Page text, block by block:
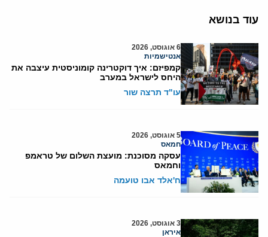
עוד בנושא
6 אוגוסט, 2026
אנטישמיות
קמפיזם: איך דוקטרינה קומוניסטית עיצבה את
היחס לישראל במערב
עו"ד תרצה שור
5 אוגוסט, 2026
חמאס
עסקה מסוכנת: מועצת השלום של טראמפ
וחמאס
ח'אלד אבו טועמה
3 אוגוסט, 2026
איראן